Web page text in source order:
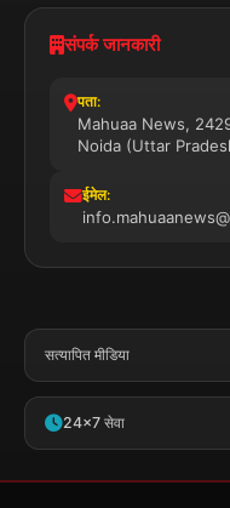
संपर्क जानकारी
पता:
Mahuaa News,
Noida (Uttar
ईमेल:
सत्यापित मीडिया
24x7 सेवा